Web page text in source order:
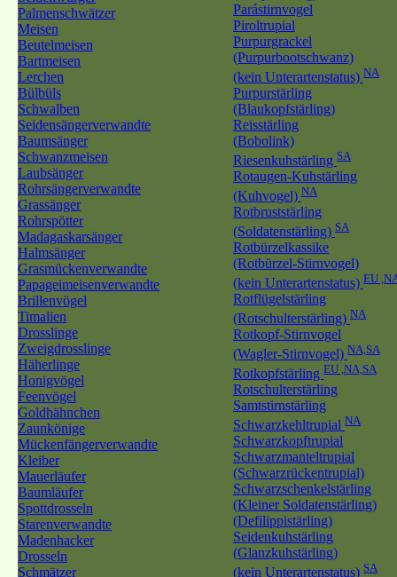
Palmenschwätzer
Meisen
Beutelmeisen
Bartmeisen
Lerchen
Bülbüls
Schwalben
Seidensängerverwandte
Baumsänger
Schwanzmeisen
Laubsänger
Rohrsängerverwandte
Grassänger
Rohrspötter
Madagaskarsänger
Halmsänger
Grasmückenverwandte
Papageimeisenverwandte
Brillenvögel
Timalien
Drosslinge
Zweigdrosslinge
Häherlinge
Honigvögel
Feenvögel
Goldhähnchen
Zaunkönige
Mückenfängerverwandte
Kleiber
Mauerläufer
Baumläufer
Spottdrosseln
Starenverwandte
Madenhacker
Drosseln
Schmätzer
Parástirnvogel
Piroltrupial
Purpurgrackel
(Purpurbootschwanz)
(kein Unterartenstatus) NA
Purpurstärling
(Blaukopfstärling)
Reisstärling
(Bobolink)
Riesenkuhstärling SA
Rotaugen-Kuhstärling
(Kuhvogel) NA
Rotbruststärling
(Soldatenstärling) SA
Rotbürzelkassike
(Rotbürzel-Stirnvogel)
(kein Unterartenstatus) EU
Rotflügelstärling
(Rotschulterstärling) NA
Rotkopf-Stirnvogel
(Wagler-Stirnvogel) NA,SA
Rotkopfstärling EU ,NA,SA
Rotschulterstärling
Samtstirnstärling
Schwarzkehltrupial NA
Schwarzkopftrupial
Schwarzmanteltrupial
(Schwarzrückentrupial)
Schwarzschenkelstärling
(Kleiner Soldatenstärling)
(Defilippistärling)
Seidenkuhstärling
(Glanzkuhstärling)
(kein Unterartenstatus) SA